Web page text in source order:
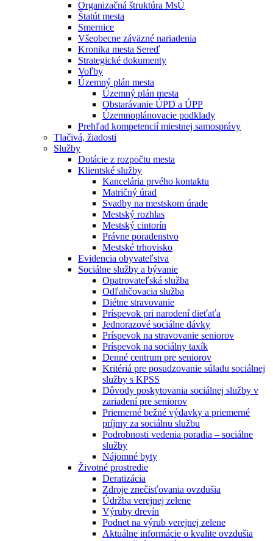
Organizačná štruktúra MsÚ
Štatút mesta
Smernice
Všeobecne záväzné nariadenia
Kronika mesta Sereď
Strategické dokumenty
Voľby
Územný plán mesta
Územný plán mesta
Obstarávanie ÚPD a ÚPP
Územnoplánovacie podklady
Prehľad kompetencií miestnej samosprávy
Tlačivá, žiadosti
Služby
Dotácie z rozpočtu mesta
Klientské služby
Kancelária prvého kontaktu
Matričný úrad
Svadby na mestskom úrade
Mestský rozhlas
Mestský cintorín
Právne poradenstvo
Mestské trhovisko
Evidencia obyvateľstva
Sociálne služby a bývanie
Opatrovateľská služba
Odľahčovacia služba
Diétne stravovanie
Príspevok pri narodení dieťaťa
Jednorazové sociálne dávky
Príspevok na stravovanie seniorov
Príspevok na sociálny taxík
Denné centrum pre seniorov
Kritériá pre posudzovanie súladu sociálnej
služby s KPSS
Dôvody poskytovania sociálnej služby v
zariadení pre seniorov
Priemerné bežné výdavky a priemerné
príjmy za sociálnu službu
Podrobnosti vedenia poradia – sociálne
služby
Nájomné byty
Životné prostredie
Deratizácia
Zdroje znečisťovania ovzdušia
Údržba verejnej zelene
Výruby drevín
Podnet na výrub verejnej zelene
Aktuálne informácie o kvalite ovzdušia